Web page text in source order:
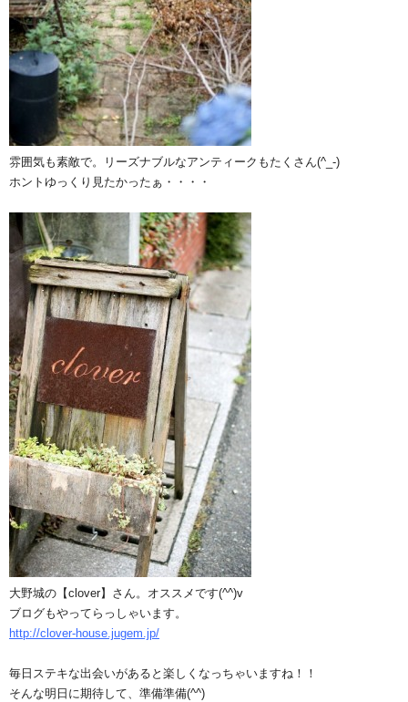
雰囲気も素敵で。リーズナブルなアンティークもたくさん(^_-)
ホントゆっくり見たかったぁ・・・・
大野城の【clover】さん。オススメです(^^)v
ブログもやってらっしゃいます。
http://clover-house.jugem.jp/
毎日ステキな出会いがあると楽しくなっちゃいますね！！
そんな明日に期待して、準備準備(^^)